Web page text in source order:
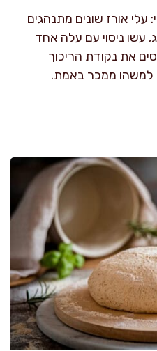
עלי אורז שונים מתנהגים
עשו ניסוי עם עלה אחד
את נקודת הריכוך
למשהו ממכר באמת.